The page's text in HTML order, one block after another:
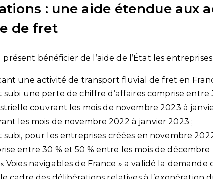
: une aide étendue aux
de fret
bénéficier de l’aide de l’État les entreprises
une activité de transport fluvial de fret en
subi une perte de chiffre d’affaires comprise entre
couvrant les mois de novembre 2023 à
les mois de novembre 2022 à janvier 2023 ;
subi, pour les entreprises créées en novembre
entre 30 % et 50 % entre les mois de
Voies navigables de France » a validé la